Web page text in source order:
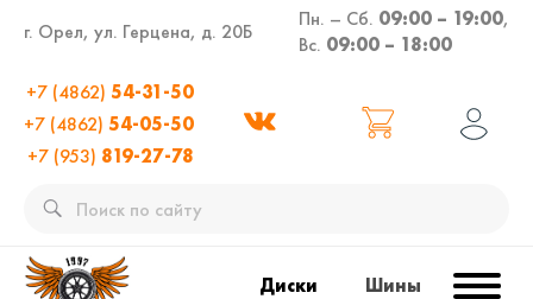
г. Орел, ул. Герцена, д. 20Б
Пн. – Сб. 09:00 – 19:00,
Вс. 09:00 – 18:00
+7 (4862) 54-31-50
+7 (4862) 54-05-50
+7 (953) 819-27-78
Диски Шины